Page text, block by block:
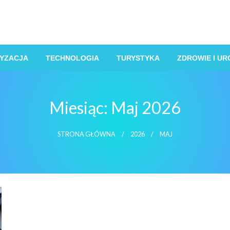
TECHNOLOGIA TURYSTYKA ZDROWIE I
Miesiąc: Maj 2026
STRONA GŁÓWNA 2026 MAJ